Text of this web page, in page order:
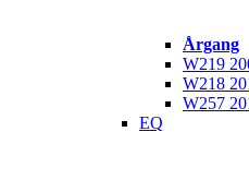
Årgang
W219
W218
W257
EQ